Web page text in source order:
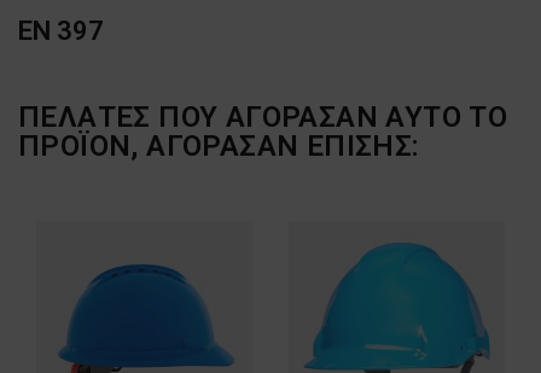
EN 397
ΠΕΛΆΤΕΣ ΠΟΥ ΑΓΌΡΑΣΑΝ ΑΥΤΌ ΤΟ
ΠΡΟΪΌΝ, ΑΓΌΡΑΣΑΝ ΕΠΊΣΗΣ: